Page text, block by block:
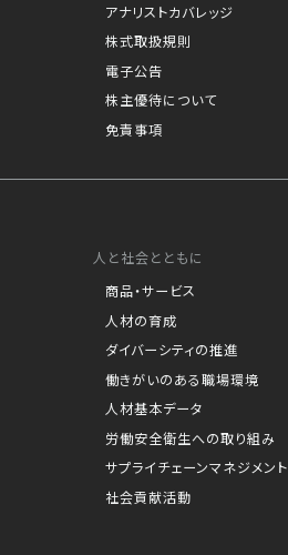
アナリストカバレッジ
株式取扱規則
電子公告
株主優待について
免責事項
人と社会とともに
商品・サービス
人材の育成
ダイバーシティの推進
働きがいのある職場環境
人材基本データ
労働安全衛生への取り組み
サプライチェーンマネジメント
社会貢献活動